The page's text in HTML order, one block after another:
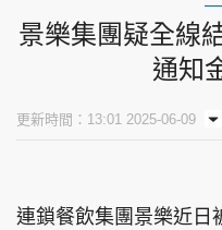
玄學靈異
景樂集團疑全線
通知
更新時間：13:01 2025-06-09
連鎖餐飲集團景樂近日